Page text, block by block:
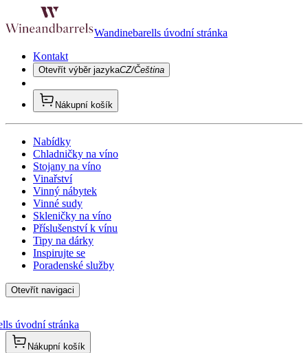
Wandinebarells úvodní stránka
Kontakt
Otevřít výběr jazykaCZ/Čeština
Nákupní košík
Nabídky
Chladničky na víno
Stojany na víno
Vinařství
Vinný nábytek
Vinné sudy
Skleničky na víno
Příslušenství k vínu
Tipy na dárky
Inspirujte se
Poradenské služby
Otevřít navigaci
úvodní stránka
Nákupní košík